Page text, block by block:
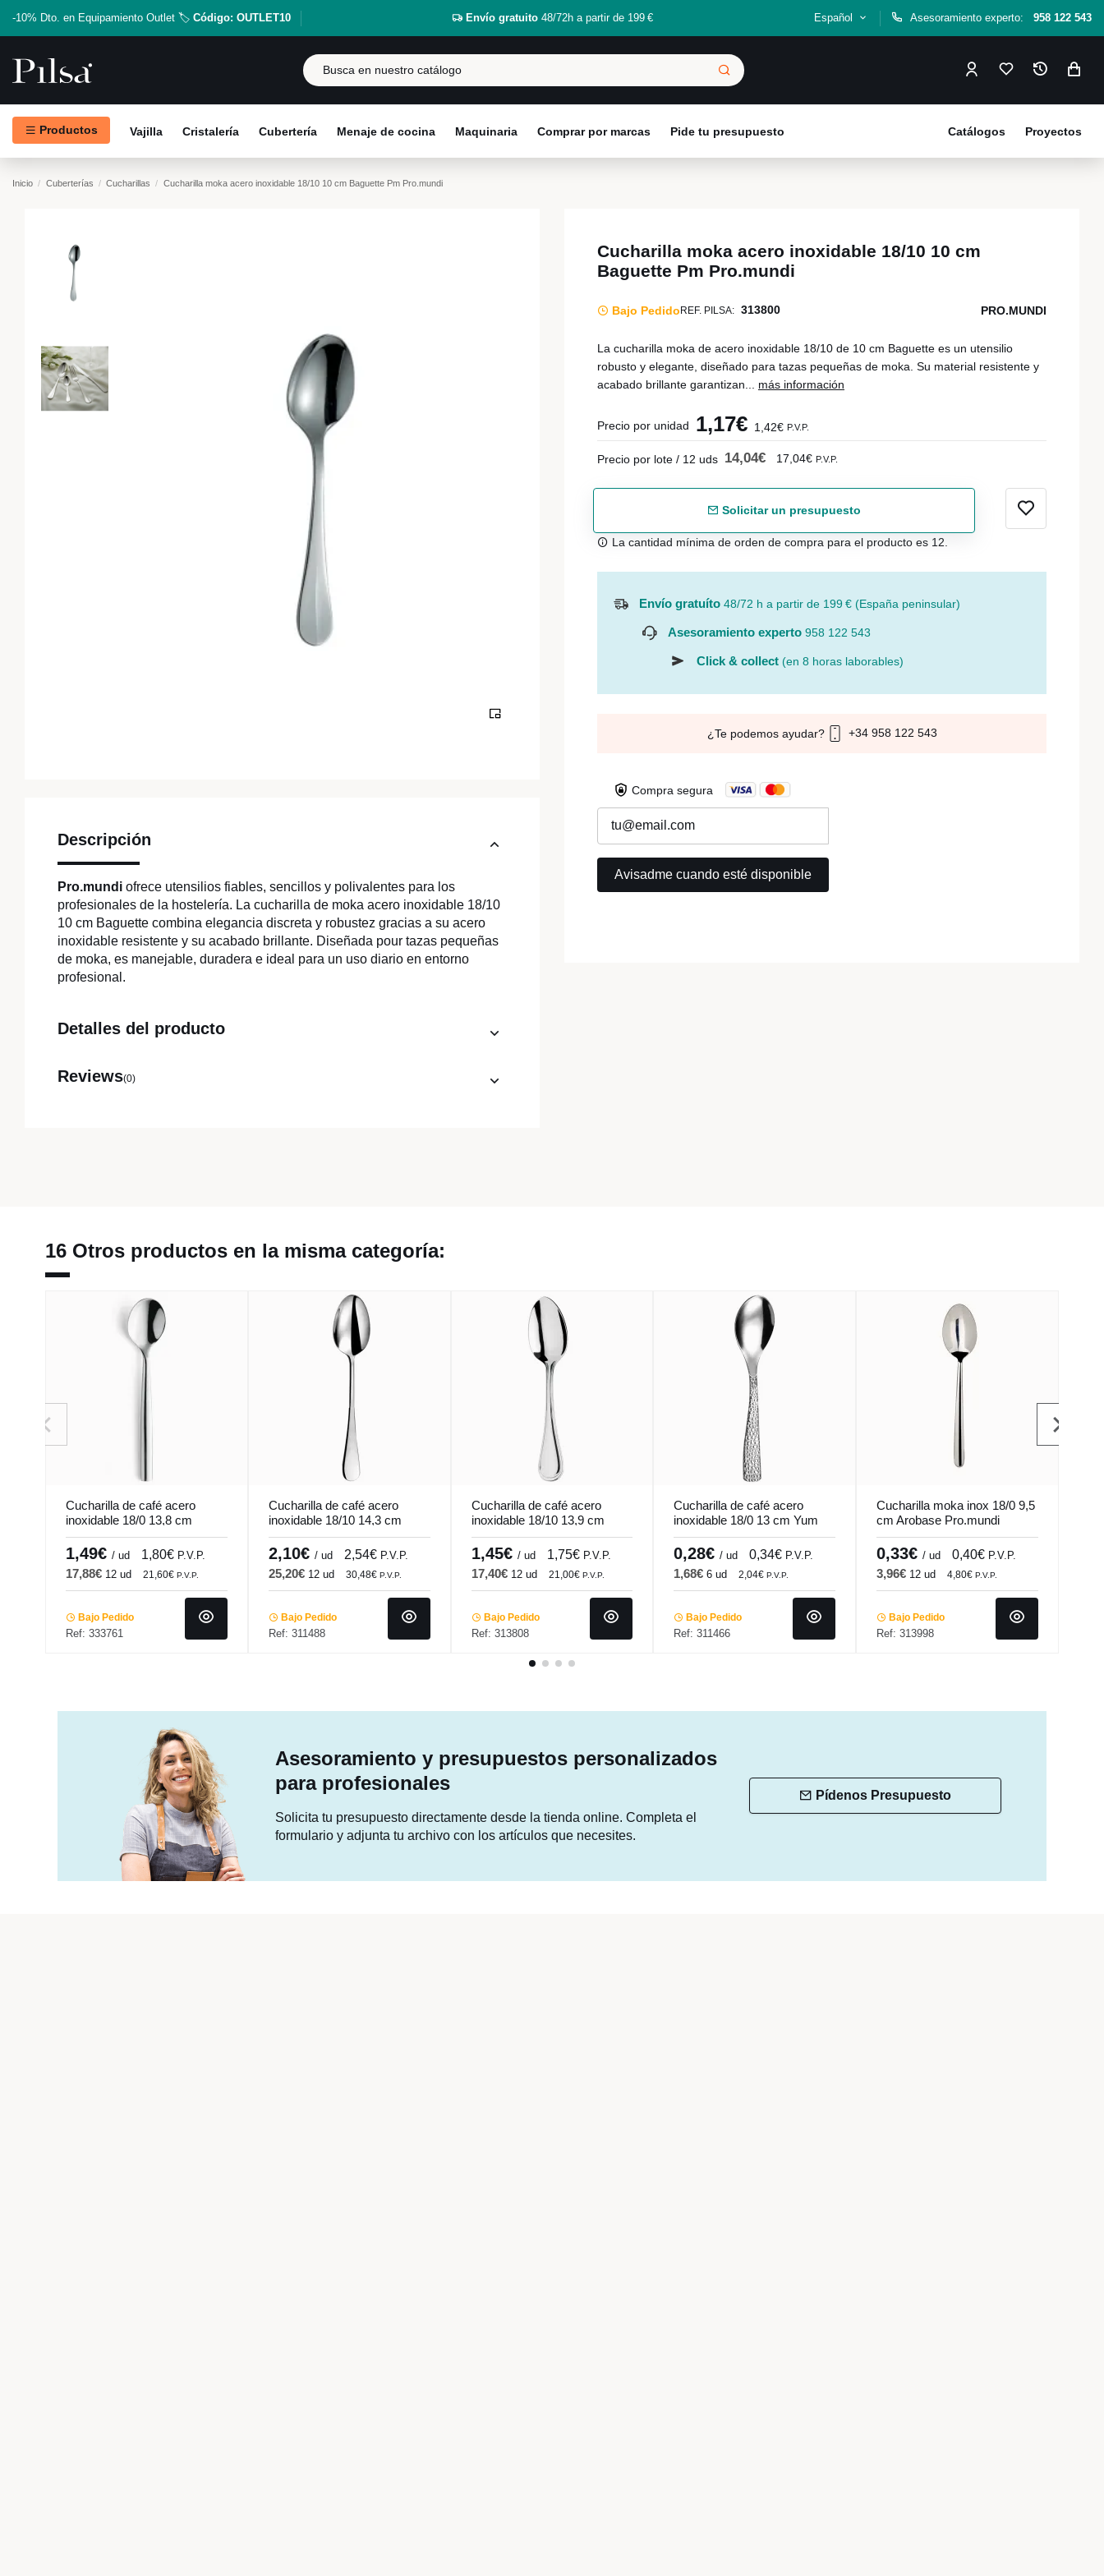
-10% Dto. en Equipamiento Outlet 🏷️ Código: OUTLET10 Envío gratuito48/72h a partir de 199 € Español Asesoramiento experto: 958 122 543
Productos Vajilla Cristalería Cubertería Menaje de cocina Maquinaria Comprar por marcas Pide tu presupuesto Proyectos
Catálogos
Inicio Cuberterías Cucharillas Cucharilla moka acero inoxidable 18/10 10 cm Baguette Pm Pro.mundi
Descripción
Pro.mundi ofrece utensilios fiables, sencillos y polivalentes para los
profesionales de la hostelería. La cucharilla de moka acero inoxidable 18/10
10 cm Baguette combina elegancia discreta y robustez gracias a su acero
inoxidable resistente y su acabado brillante. Diseñada pour tazas pequeñas
de moka, es manejable, duradera e ideal para un uso diario en entorno
profesional.
Detalles del producto
Reviews(0)
Cucharilla moka acero inoxidable 18/10 10 cm
Baguette Pm Pro.mundi
Bajo Pedido REF. PILSA: 313800 PRO.MUNDI
La cucharilla moka de acero inoxidable 18/10 de 10 cm Baguette es un utensilio
robusto y elegante, diseñado para tazas pequeñas de moka. Su material resistente y
acabado brillante garantizan... más información
Precio por unidad 1,17€ 1,42€ P.V.P.
Precio por lote / 12 uds 14,04€ 17,04€ P.V.P.
Solicitar un presupuesto
La cantidad mínima de orden de compra para el producto es 12.
Envío gratuíto 48/72 h a partir de 199 € (España peninsular)
Asesoramiento experto 958 122 543
Click & collect (en 8 horas laborables)
¿Te podemos ayudar? +34 958 122 543
Compra segura
16 Otros productos en la misma categoría:
Cucharilla de café acero
inoxidable 18/0 13,8 cm
Riviera Pro.mundi
1,49€ / ud 1,80€ P.V.P.
17,88€ 12 ud 21,60€ P.V.P.
Bajo Pedido
Ref: 333761
Cucharilla de café acero
inoxidable 18/10 14,3 cm
Madison Pro.mundi
2,10€ / ud 2,54€ P.V.P.
25,20€ 12 ud 30,48€ P.V.P.
Bajo Pedido
Ref: 311488
Cucharilla de café acero
inoxidable 18/10 13,9 cm
Harmony Pro.mundi
1,45€ / ud 1,75€ P.V.P.
17,40€ 12 ud 21,00€ P.V.P.
Bajo Pedido
Ref: 313808
Cucharilla de café acero
inoxidable 18/0 13 cm Yum
Pro.mundi
0,28€/ ud 0,34€ P.V.P.
1,68€6 ud 2,04€P.V.P.
Bajo Pedido
Ref: 311466
Cucharilla moka inox 18/0 9,5
cm Arobase Pro.mundi
0,33€/ ud 0,40€ P.V.P.
3,96€ 12 ud 4,80€P.V.P.
Bajo Pedido
Ref: 313998
Asesoramiento y presupuestos personalizados
para profesionales
Solicita tu presupuesto directamente desde la tienda online. Completa el
formulario y adjunta tu archivo con los artículos que necesites.
Pídenos Presupuesto